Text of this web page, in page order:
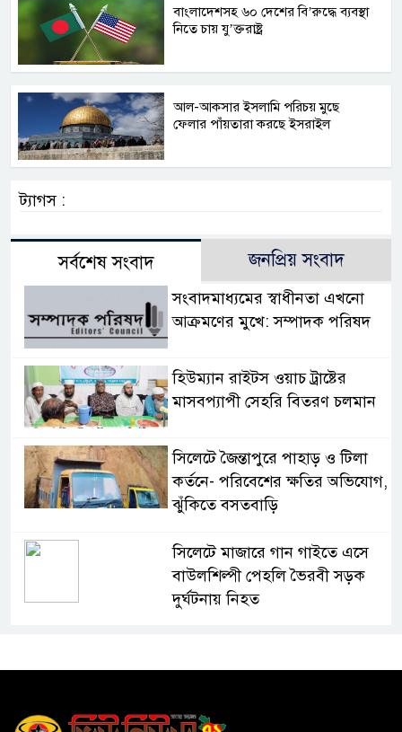
বাংলাদেশসহ ৬০ দেশের বি’রুদ্ধে ব্যবস্থা
নিতে চায় যু’ক্তরাষ্ট্র
আল-আকসার ইসলামি পরিচয় মুছে
ফেলার পাঁয়তারা করছে ইসরাইল
ট্যাগস :
সর্বশেষ সংবাদ জনপ্রিয় সংবাদ
সংবাদমাধ্যমের স্বাধীনতা এখনো
আক্রমণের মুখে: সম্পাদক পরিষদ
হিউম্যান রাইটস ওয়াচ ট্রাষ্টের
মাসবপ্যাপী সেহরি বিতরণ চলমান
সিলেটে জৈন্তাপুরে পাহাড় ও টিলা
কর্তনে- পরিবেশের ক্ষতির অভিযোগ,
ঝুঁকিতে বসতবাড়ি
সিলেটে মাজারে গান গাইতে এসে
বাউলশিল্পী পেহলি ভৈরবী সড়ক
দুর্ঘটনায় নিহত
ঢাকা-সিলেট মহাসড়কে দুটি
নিহত ৯, পরিবারকে আর্থিক সহযোগিতা